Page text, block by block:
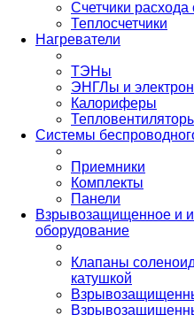
Счетчики
Теплосчетчики
Нагреватели
ТЭНы
ЭНГЛы и
Калориферы
Системы
Приемники
Комплекты
Панели
Взрывозащищенное и
оборудование
Клапаны
катушкой